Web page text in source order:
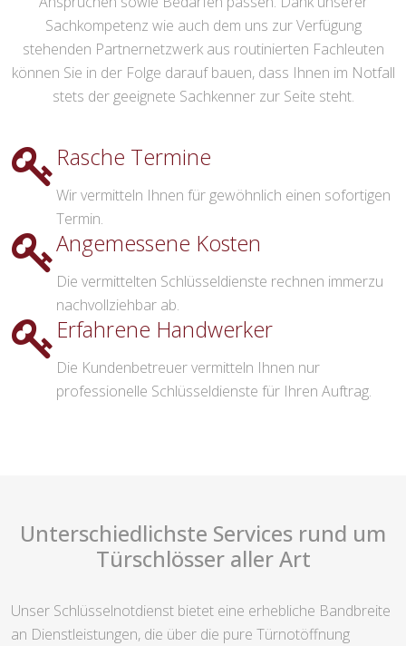
Sachkompetenz wie auch dem uns zur Verfügung
stehenden Partnernetzwerk aus routinierten Fachleuten
können Sie in der Folge darauf bauen, dass Ihnen im Notfall
stets der geeignete Sachkenner zur Seite steht.
Rasche Termine
Wir vermitteln Ihnen für gewöhnlich einen sofortigen
Termin.
Angemessene Kosten
Die vermittelten Schlüsseldienste rechnen immerzu
nachvollziehbar ab.
Erfahrene Handwerker
Die Kundenbetreuer vermitteln Ihnen nur
professionelle Schlüsseldienste für Ihren Auftrag.
Unterschiedlichste Services rund um
Türschlösser aller Art
Unser Schlüsselnotdienst bietet eine erhebliche Bandbreite
an Dienstleistungen, die über die pure Türnotöffnung